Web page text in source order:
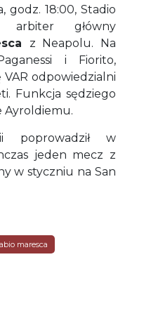
godz. 18:00, Stadio
główny
z Neapolu. Na
i Fiorito,
odpowiedzialni
Funkcja sędziego
Ayroldiemu.
poprowadził w
jeden mecz z
w styczniu na San
maresca